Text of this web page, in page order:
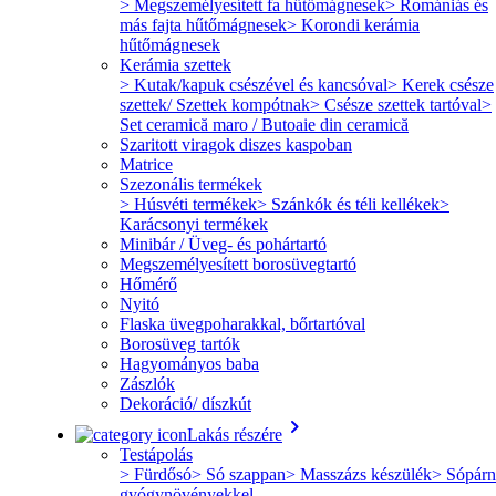
> Megszemélyesített fa hűtőmágnesek> Romániás és
más fajta hűtőmágnesek> Korondi kerámia
hűtőmágnesek
Kerámia szettek
> Kutak/kapuk csészével és kancsóval> Kerek csésze
szettek/ Szettek kompótnak> Csésze szettek tartóval>
Set ceramică maro / Butoaie din ceramică
Szaritott viragok diszes kaspoban
Matrice
Szezonális termékek
> Húsvéti termékek> Szánkók és téli kellékek>
Karácsonyi termékek
Minibár / Üveg- és pohártartó
Megszemélyesített borosüvegtartó
Hőmérő
Nyitó
Flaska üvegpoharakkal, bőrtartóval
Borosüveg tartók
Hagyományos baba
Zászlók
Dekoráció/ díszkút
Lakás részére keyboard_arrow_right
Testápolás
> Fürdősó> Só szappan> Masszázs készülék>